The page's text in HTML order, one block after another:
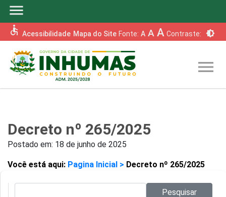
menu
accessible Acessibilidade Mapa do Site Fonte: A A A Contraste: brightness_6
menu
Decreto nº 265/2025
Postado em: 18 de junho de 2025
Você está aqui: Pagina Inicial > Decreto nº 265/2025
Pesquisar